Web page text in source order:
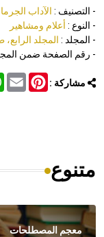
- التصنيف : الآداب
- النوع : أعلام ومشاهير
- المجلد : المجلد الرابع، طبعة
- رقم الصفحة ضمن
مشاركة : Email
Pinterest
متنوع
معجم المصطلحات